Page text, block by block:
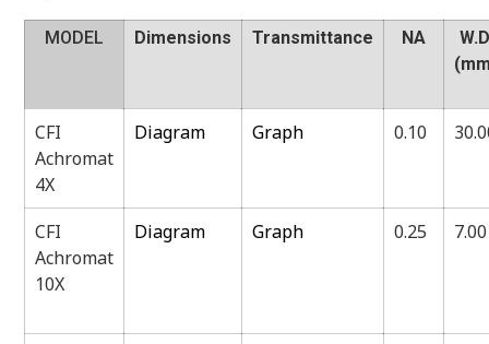
MODEL Dimensions Transmittance NA
CFI
Achromat
4X
Diagram Graph 0.10
CFI
Achromat
10X
Diagram Graph 0.25 7.00